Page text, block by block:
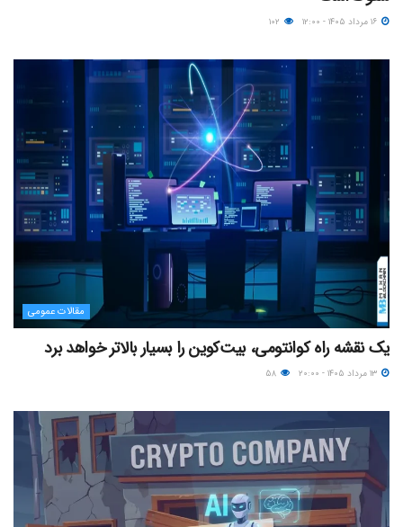
مقالات عمومی
یک نقشه راه کوانتومی، بیت‌کوین را بسیار بالاتر خواهد برد